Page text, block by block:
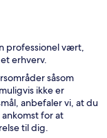
professionel vært,
erhverv.
såsom
ikke er
anbefaler vi, at du
for at
til dig.